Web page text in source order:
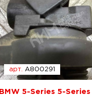
арт. A800291
BMW 5-Series 5-Series